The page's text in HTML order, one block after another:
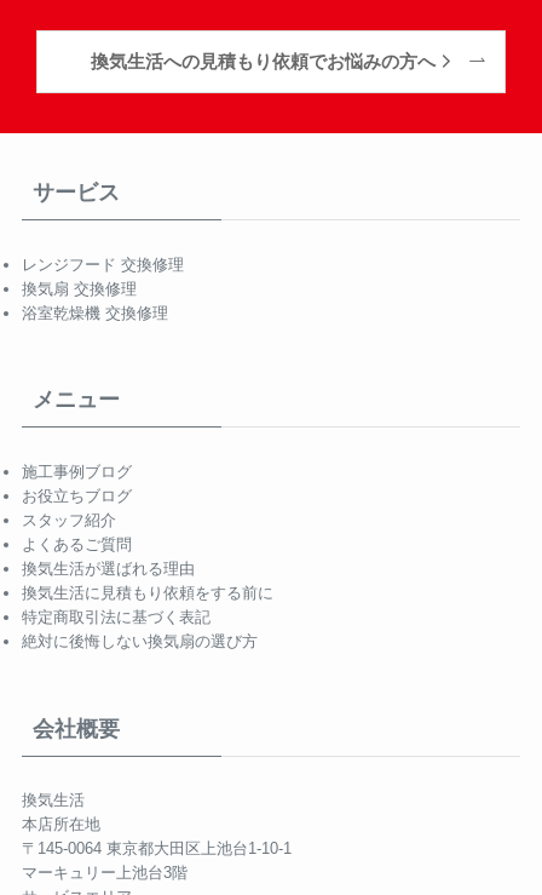
換気生活への見積もり依頼でお悩みの方へ
サービス
レンジフード 交換修理
換気扇 交換修理
浴室乾燥機 交換修理
メニュー
施工事例ブログ
お役立ちブログ
スタッフ紹介
よくあるご質問
換気生活が選ばれる理由
換気生活に見積もり依頼をする前に
特定商取引法に基づく表記
絶対に後悔しない換気扇の選び方
会社概要
換気生活
本店所在地
〒145-0064 東京都大田区上池台1-10-1
マーキュリー上池台3階